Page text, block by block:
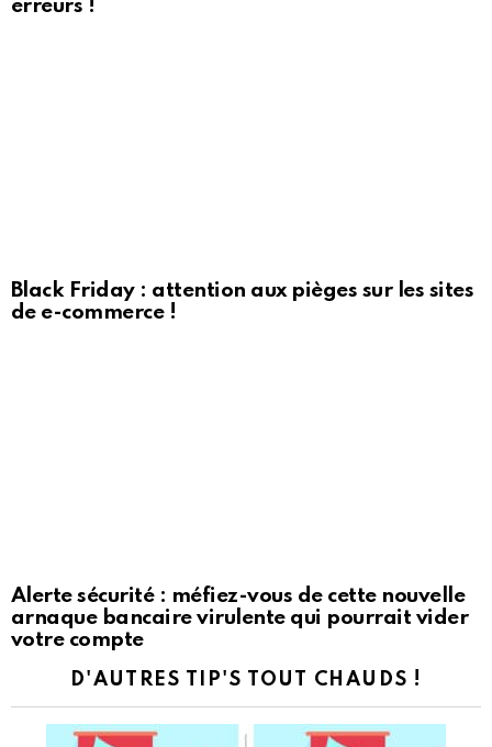
erreurs !
Black Friday : attention aux pièges sur les sites
de e-commerce !
Alerte sécurité : méfiez-vous de cette nouvelle
arnaque bancaire virulente qui pourrait vider
votre compte
D'AUTRES TIP'S TOUT CHAUDS !